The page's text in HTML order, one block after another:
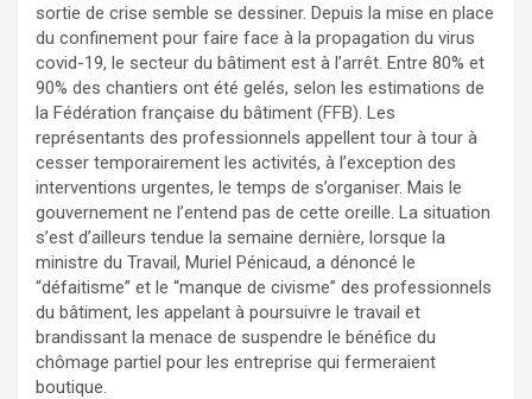
sortie de crise semble se dessiner. Depuis la mise en place
du confinement pour faire face à la propagation du virus
covid-19, le secteur du bâtiment est à l’arrêt. Entre 80% et
90% des chantiers ont été gelés, selon les estimations de
la Fédération française du bâtiment (FFB). Les
représentants des professionnels appellent tour à tour à
cesser temporairement les activités, à l’exception des
interventions urgentes, le temps de s’organiser. Mais le
gouvernement ne l’entend pas de cette oreille. La situation
s’est d’ailleurs tendue la semaine dernière, lorsque la
ministre du Travail, Muriel Pénicaud, a dénoncé le
“défaitisme” et le “manque de civisme” des professionnels
du bâtiment, les appelant à poursuivre le travail et
brandissant la menace de suspendre le bénéfice du
chômage partiel pour les entreprise qui fermeraient
boutique.